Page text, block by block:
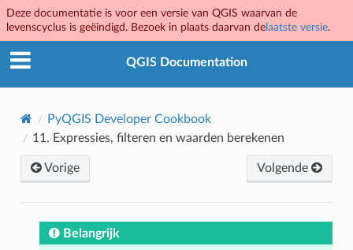
Deze documentatie is voor een versie van QGIS waarvan de
levenscyclus is geëindigd. Bezoek in plaats daarvan de laatste versie.
QGIS Documentation
PyQGIS Developer Cookbook
11. Expressies, filteren en waarden berekenen
Vorige Volgende
Belangrijk